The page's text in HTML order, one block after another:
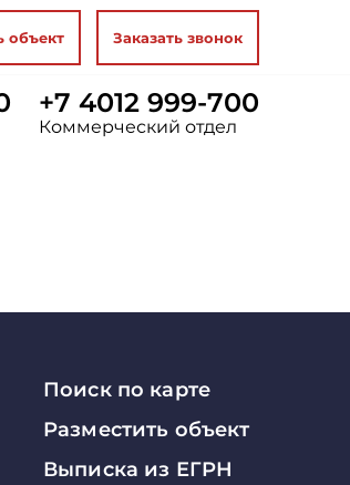
объект Заказать звонок
+7 4012 999-700
Коммерческий отдел
Поиск по карте
Разместить объект
Выписка из ЕГРН